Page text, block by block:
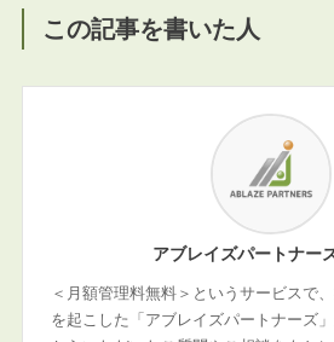
この記事を書いた人
アブレイズパートナー
＜月額管理料無料＞というサービスで
を起こした「アブレイズパートナーズ